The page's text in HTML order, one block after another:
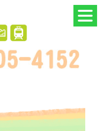
リハウス